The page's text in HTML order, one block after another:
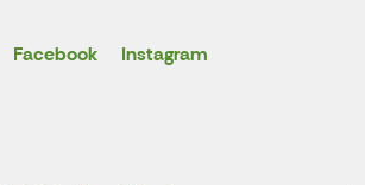
Facebook Instagram